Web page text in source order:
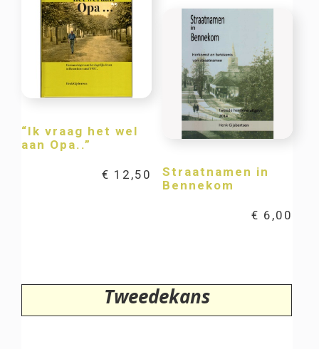
“Ik vraag het wel
aan Opa..”
€ 12,50
Straatnamen in
Bennekom
€ 6,00
Tweedekans